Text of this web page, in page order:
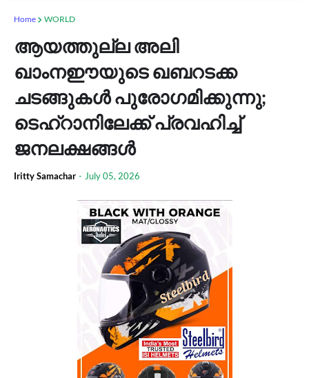
Home WORLD
ആയത്തുല്ല അലി
ഖാംനഈയുടെ ഖബറടക്ക
ചടങ്ങുകൾ പുരോഗമിക്കുന്നു;
ടെഹ്റാനിലേക്ക് പ്രവഹിച്ച്
ജനലക്ഷങ്ങൾ
Iritty Samachar - July 05, 2026